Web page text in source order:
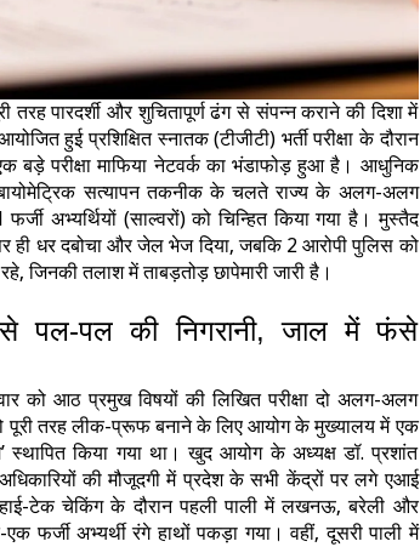
तरह पारदर्शी और शुचितापूर्ण ढंग से संपन्न कराने की दिशा में
हुई प्रशिक्षित स्नातक (टीजीटी) भर्ती परीक्षा के दौरान
बड़े परीक्षा माफिया नेटवर्क का भंडाफोड़ हुआ है। आधुनिक
सत्यापन तकनीक के चलते राज्य के अलग-अलग
अभ्यर्थियों (साल्वरों) को चिन्हित किया गया है। मुस्तैद
ही धर दबोचा और जेल भेज दिया, जबकि 2 आरोपी पुलिस को
जिनकी तलाश में ताबड़तोड़ छापेमारी जारी है।
पल-पल की निगरानी, जाल में फंसे
को आठ प्रमुख विषयों की लिखित परीक्षा दो अलग-अलग
पूरी तरह लीक-प्रूफ बनाने के लिए आयोग के मुख्यालय में एक
किया गया था। खुद आयोग के अध्यक्ष डॉ. प्रशांत
की मौजूदगी में प्रदेश के सभी केंद्रों पर लगे एआई
टेक चेकिंग के दौरान पहली पाली में लखनऊ, बरेली और
फर्जी अभ्यर्थी रंगे हाथों पकड़ा गया। वहीं, दूसरी पाली में